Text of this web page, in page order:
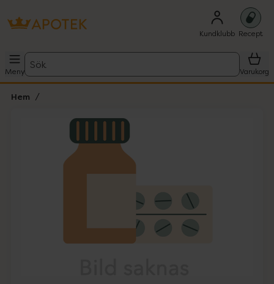
Kundklubb Recept
Meny
Sök
Varukorg
Hem
Lista: . Innehåller 1 objekt.